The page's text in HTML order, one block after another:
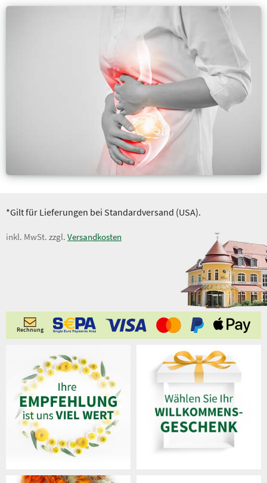
*Gilt für Lieferungen bei Standardversand (USA).
inkl. MwSt. zzgl. Versandkosten
Rechnung